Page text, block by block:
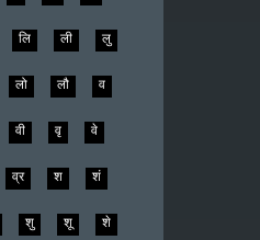
लि ली लु
लो लौ व
वी वृ वे
व्र श शं
शु शू शे